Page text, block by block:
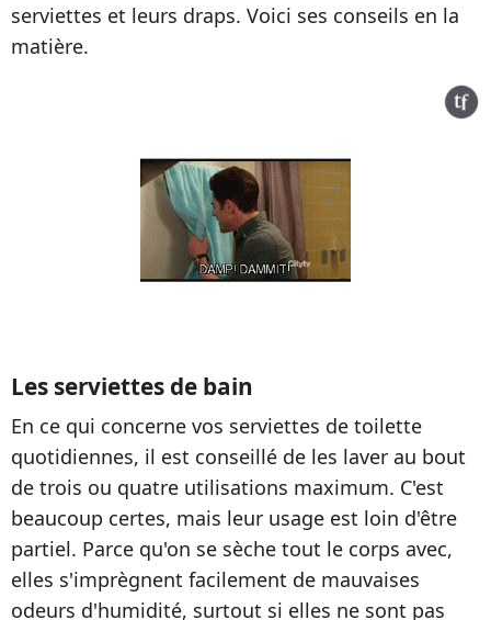
serviettes et leurs draps. Voici ses conseils en la
matière.
Les serviettes de bain
En ce qui concerne vos serviettes de toilette
quotidiennes, il est conseillé de les laver au bout
de trois ou quatre utilisations maximum. C'est
beaucoup certes, mais leur usage est loin d'être
partiel. Parce qu'on se sèche tout le corps avec,
elles s'imprègnent facilement de mauvaises
odeurs d'humidité, surtout si elles ne sont pas